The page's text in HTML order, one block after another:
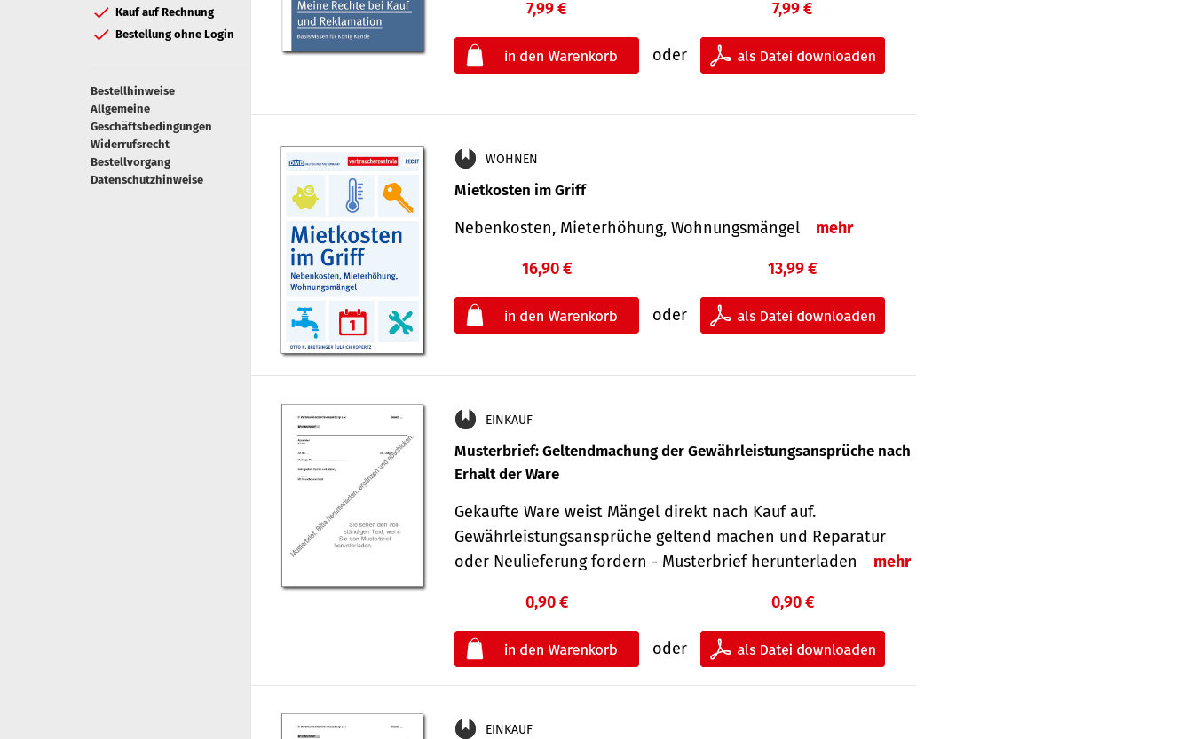
Kauf auf Rechnung
Bestellung ohne Login
Bestellhinweise
Allgemeine
Geschäftsbedingungen
Widerrufsrecht
Bestellvorgang
Datenschutzhinweise
7,99 €
oder
7,99 €
WOHNEN
Mietkosten im Griff
Nebenkosten, Mieterhöhung, Wohnungsmängel mehr
16,90 €
oder
13,99 €
EINKAUF
Musterbrief: Geltendmachung der Gewährleistungsansprüche nach
Erhalt der Ware
Gekaufte Ware weist Mängel direkt nach Kauf auf.
Gewährleistungsansprüche geltend machen und Reparatur
oder Neulieferung fordern - Musterbrief herunterladen
mehr
0,90 €
oder
0,90 €
EINKAUF